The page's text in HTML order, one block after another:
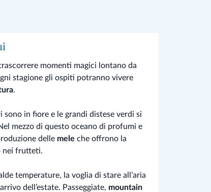
momenti magici lontano da
stagione gli ospiti potranno vivere
.
sono in fiore e le grandi distese verdi si
mezzo di questo oceano di profumi e
delle meleche offrono la
nei frutteti.
temperature, la voglia di stare all’aria
dell’estate. Passeggiate, mountain